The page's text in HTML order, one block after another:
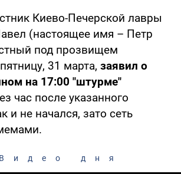
Киево-Печерской лавры
(настоящее имя – Петр
под прозвищем
31 марта, заявил о
на 17:00 "штурме"
час после указанного
и не начался, зато сеть
Видео дня